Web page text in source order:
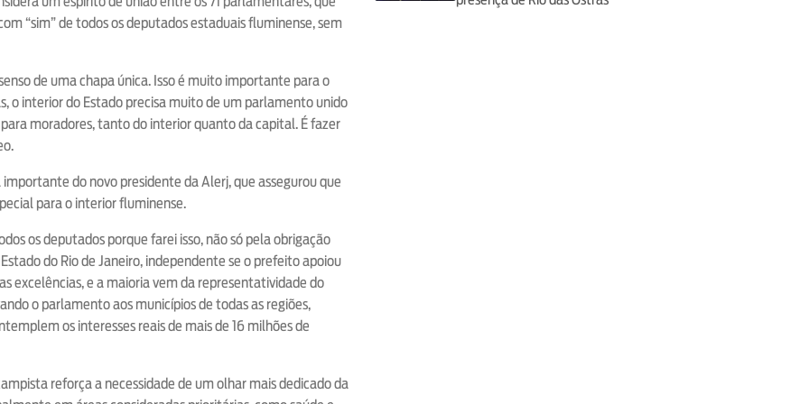
“sim” de todos os deputados estaduais fluminense, sem
de uma chapa única. Isso é muito importante para o
o interior do Estado precisa muito de um parlamento unido
moradores, tanto do interior quanto da capital. É fazer
do novo presidente da Alerj, que assegurou que
para o interior fluminense.
os deputados porque farei isso, não só pela obrigação
do Rio de Janeiro, independente se o prefeito apoiou
excelências, e a maioria vem da representatividade do
o parlamento aos municípios de todas as regiões,
os interesses reais de mais de 16 milhões de
reforça a necessidade de um olhar mais dedicado da